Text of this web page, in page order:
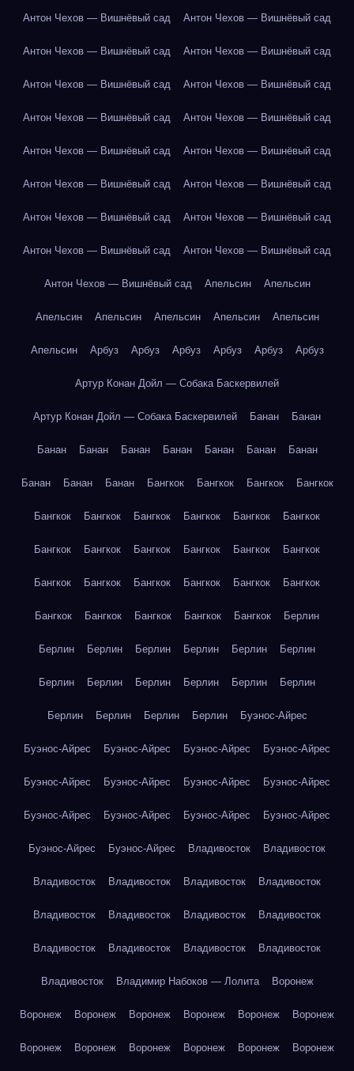
Антон Чехов — Вишнёвый сад Антон Чехов — Вишнёвый сад
Антон Чехов — Вишнёвый сад Антон Чехов — Вишнёвый сад
Антон Чехов — Вишнёвый сад Антон Чехов — Вишнёвый сад
Антон Чехов — Вишнёвый сад Антон Чехов — Вишнёвый сад
Антон Чехов — Вишнёвый сад Антон Чехов — Вишнёвый сад
Антон Чехов — Вишнёвый сад Антон Чехов — Вишнёвый сад
Антон Чехов — Вишнёвый сад Антон Чехов — Вишнёвый сад
Антон Чехов — Вишнёвый сад Антон Чехов — Вишнёвый сад
Антон Чехов — Вишнёвый сад Апельсин Апельсин
Апельсин Апельсин Апельсин Апельсин Апельсин
Апельсин Арбуз Арбуз Арбуз Арбуз Арбуз Арбуз
Артур Конан Дойл — Собака Баскервилей
Артур Конан Дойл — Собака Баскервилей Банан Банан
Банан Банан Банан Банан Банан Банан Банан
Банан Банан Банан Бангкок Бангкок Бангкок Бангкок
Бангкок Бангкок Бангкок Бангкок Бангкок Бангкок
Бангкок Бангкок Бангкок Бангкок Бангкок Бангкок
Бангкок Бангкок Бангкок Бангкок Бангкок Бангкок
Бангкок Бангкок Бангкок Бангкок Бангкок Берлин
Берлин Берлин Берлин Берлин Берлин Берлин
Берлин Берлин Берлин Берлин Берлин Берлин
Берлин Берлин Берлин Берлин Буэнос-Айрес
Буэнос-Айрес Буэнос-Айрес Буэнос-Айрес Буэнос-Айрес
Буэнос-Айрес Буэнос-Айрес Буэнос-Айрес Буэнос-Айрес
Буэнос-Айрес Буэнос-Айрес Буэнос-Айрес Буэнос-Айрес
Буэнос-Айрес Буэнос-Айрес Владивосток Владивосток
Владивосток Владивосток Владивосток Владивосток
Владивосток Владивосток Владивосток Владивосток
Владивосток Владивосток Владивосток Владивосток
Владивосток Владимир Набоков — Лолита Воронеж
Воронеж Воронеж Воронеж Воронеж Воронеж Воронеж
Воронеж Воронеж Воронеж Воронеж Воронеж Воронеж